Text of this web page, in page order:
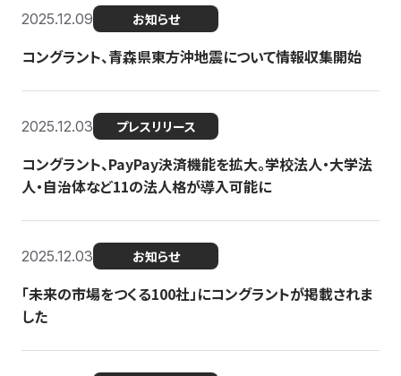
2025.12.09 お知らせ
コングラント、青森県東方沖地震について情報収集開始
2025.12.03 プレスリリース
コングラント、PayPay決済機能を拡大。学校法人・大学法
人・自治体など11の法人格が導入可能に
2025.12.03 お知らせ
「未来の市場をつくる100社」にコングラントが掲載されま
した